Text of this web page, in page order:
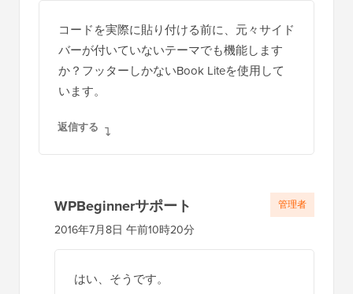
コードを実際に貼り付ける前に、元々サイド
バーが付いていないテーマでも機能します
か？フッターしかないBook Liteを使用して
います。
返信する
WPBeginnerサポート
2016年7月8日 午前10時20分
はい、そうです。
管理者